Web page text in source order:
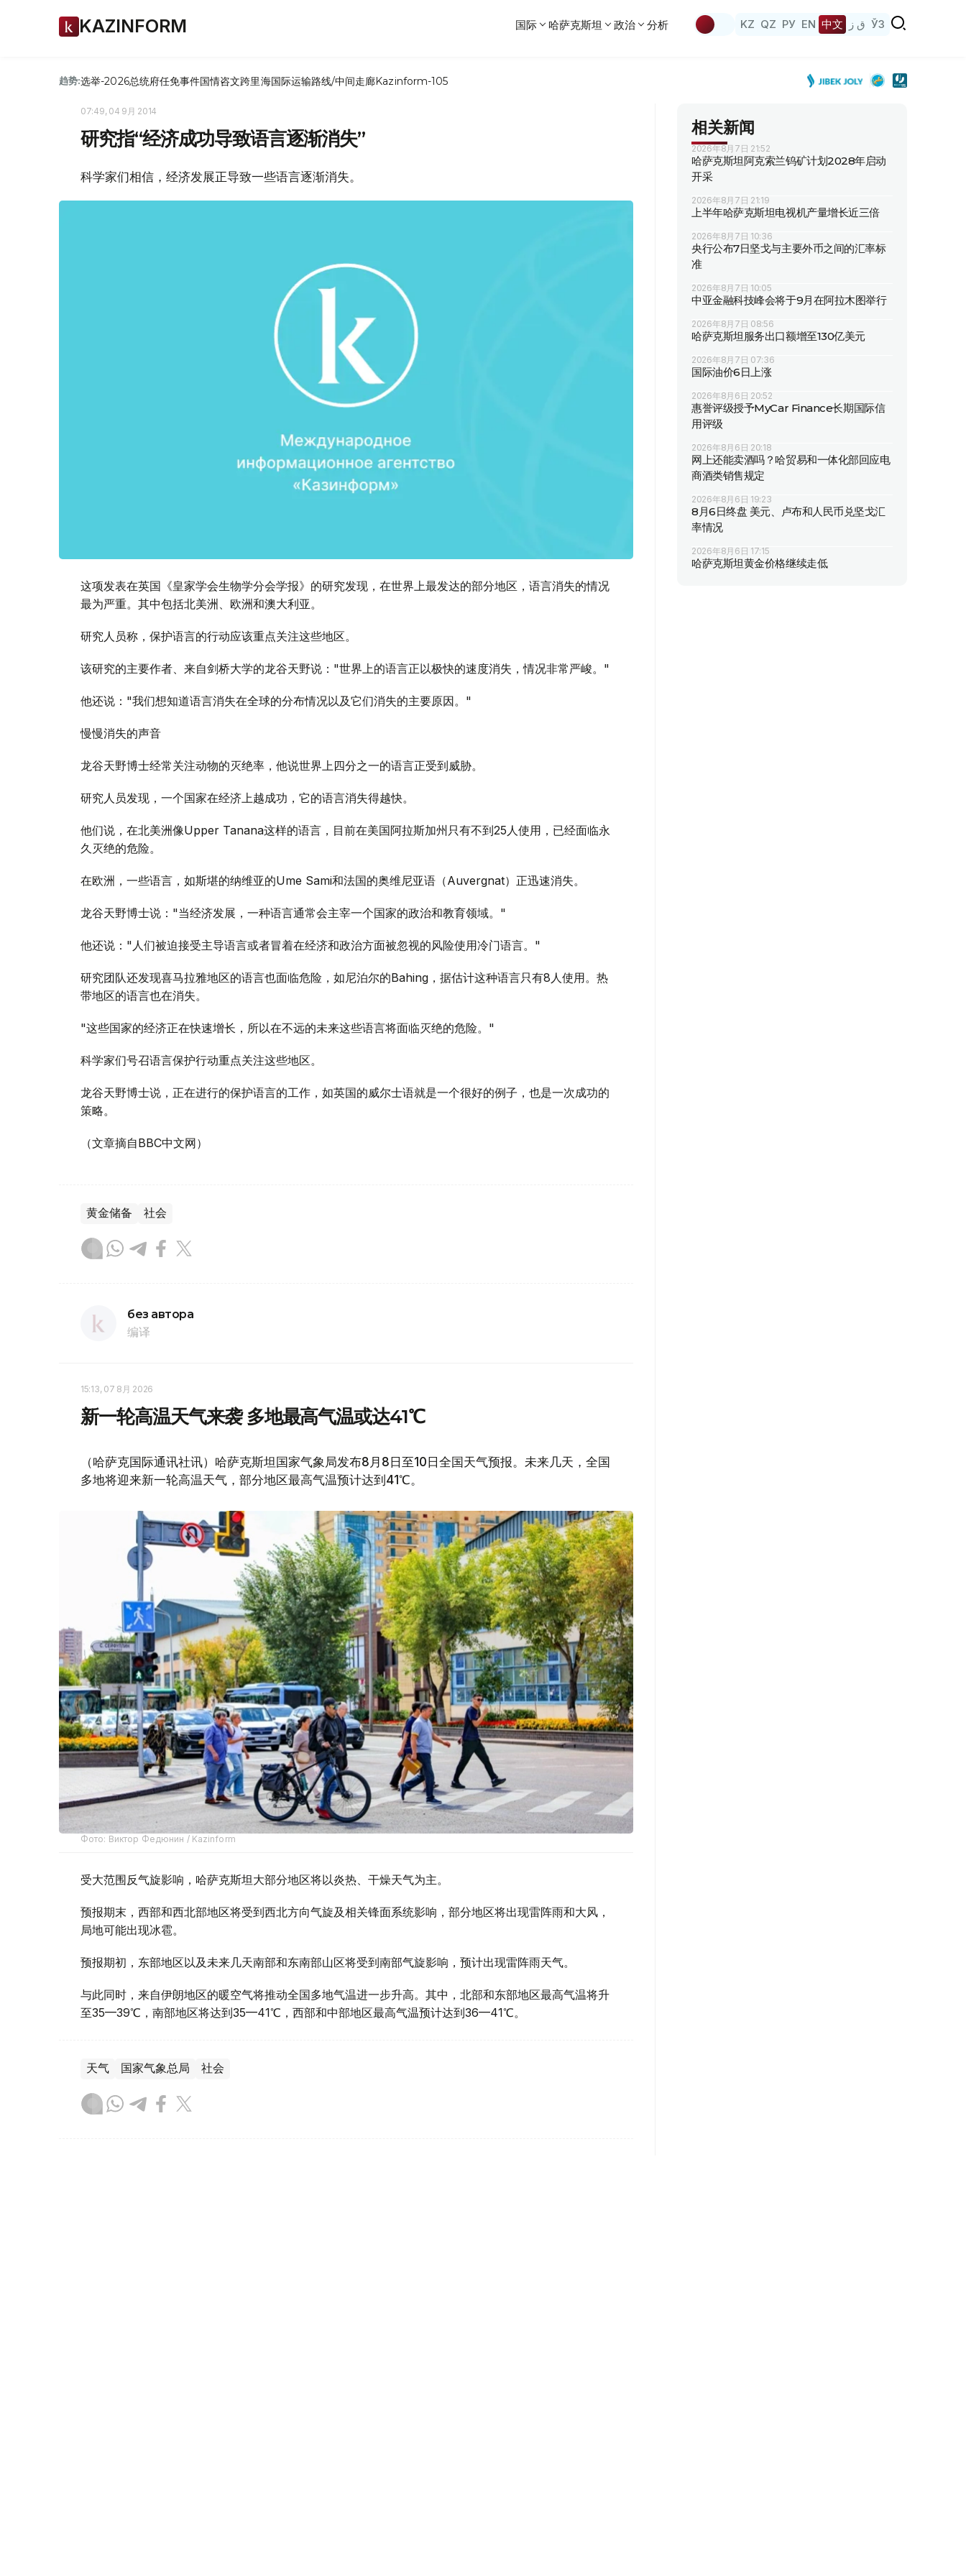
KAZINFORM 国际 哈萨克斯坦 政治 分析 KZ QZ РУ EN 中文 ق ز ЎЗ
趋势:选举-2026总统府任免事件国情咨文跨里海国际运输路线/中间走廊Kazinform-105
07:49, 04 9月 2014
研究指“经济成功导致语言逐渐消失”
科学家们相信，经济发展正导致一些语言逐渐消失。
这项发表在英国《皇家学会生物学分会学报》的研究发现，在世界上最发达的部分地区，语言消失的情况
最为严重。其中包括北美洲、欧洲和澳大利亚。
研究人员称，保护语言的行动应该重点关注这些地区。
该研究的主要作者、来自剑桥大学的龙谷天野说："世界上的语言正以极快的速度消失，情况非常严峻。"
他还说："我们想知道语言消失在全球的分布情况以及它们消失的主要原因。"
慢慢消失的声音
龙谷天野博士经常关注动物的灭绝率，他说世界上四分之一的语言正受到威胁。
研究人员发现，一个国家在经济上越成功，它的语言消失得越快。
他们说，在北美洲像Upper Tanana这样的语言，目前在美国阿拉斯加州只有不到25人使用，已经面临永
久灭绝的危险。
在欧洲，一些语言，如斯堪的纳维亚的Ume Sami和法国的奥维尼亚语（Auvergnat）正迅速消失。
龙谷天野博士说："当经济发展，一种语言通常会主宰一个国家的政治和教育领域。"
他还说："人们被迫接受主导语言或者冒着在经济和政治方面被忽视的风险使用冷门语言。"
研究团队还发现喜马拉雅地区的语言也面临危险，如尼泊尔的Bahing，据估计这种语言只有8人使用。热
带地区的语言也在消失。
"这些国家的经济正在快速增长，所以在不远的未来这些语言将面临灭绝的危险。"
科学家们号召语言保护行动重点关注这些地区。
龙谷天野博士说，正在进行的保护语言的工作，如英国的威尔士语就是一个很好的例子，也是一次成功的
策略。
（文章摘自BBC中文网）
黄金储备 社会
без автора
编译
15:13, 07 8月 2026
新一轮高温天气来袭 多地最高气温或达41℃
（哈萨克国际通讯社讯）哈萨克斯坦国家气象局发布8月8日至10日全国天气预报。未来几天，全国
多地将迎来新一轮高温天气，部分地区最高气温预计达到41℃。
Фото: Виктор Федюнин / Kazinform
受大范围反气旋影响，哈萨克斯坦大部分地区将以炎热、干燥天气为主。
预报期末，西部和西北部地区将受到西北方向气旋及相关锋面系统影响，部分地区将出现雷阵雨和大风，
局地可能出现冰雹。
预报期初，东部地区以及未来几天南部和东南部山区将受到南部气旋影响，预计出现雷阵雨天气。
与此同时，来自伊朗地区的暖空气将推动全国多地气温进一步升高。其中，北部和东部地区最高气温将升
至35—39℃，南部地区将达到35—41℃，西部和中部地区最高气温预计达到36—41℃。
天气 国家气象总局 社会
相关新闻
2026年8月7日 21:52
哈萨克斯坦阿克索兰钨矿计划2028年启动
开采
2026年8月7日 21:19
上半年哈萨克斯坦电视机产量增长近三倍
2026年8月7日 10:36
央行公布7日坚戈与主要外币之间的汇率标
准
2026年8月7日 10:05
中亚金融科技峰会将于9月在阿拉木图举行
2026年8月7日 08:56
哈萨克斯坦服务出口额增至130亿美元
2026年8月7日 07:36
国际油价6日上涨
2026年8月6日 20:52
惠誉评级授予MyCar Finance长期国际信
用评级
2026年8月6日 20:18
网上还能卖酒吗？哈贸易和一体化部回应电
商酒类销售规定
2026年8月6日 19:23
8月6日终盘 美元、卢布和人民币兑坚戈汇
率情况
2026年8月6日 17:15
哈萨克斯坦黄金价格继续走低